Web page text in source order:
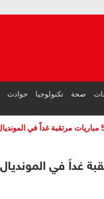
صحة تكنولوجيا حوادث
تتجه إلى تونس ومصر
غداً في